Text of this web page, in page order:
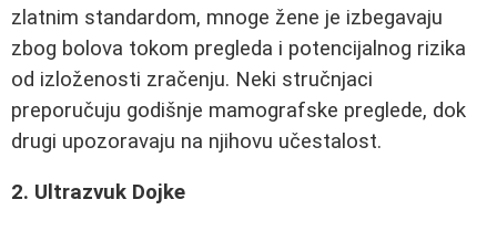
zlatnim standardom, mnoge žene je izbegavaju
zbog bolova tokom pregleda i potencijalnog rizika
od izloženosti zračenju. Neki stručnjaci
preporučuju godišnje mamografske preglede, dok
drugi upozoravaju na njihovu učestalost.
2. Ultrazvuk Dojke